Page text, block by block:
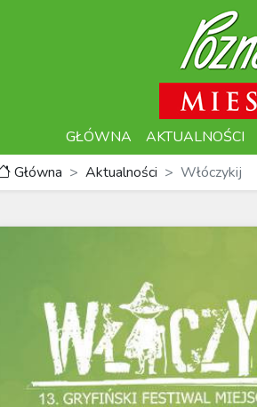
GŁÓWNA AKTUALNOŚCI
Główna
Aktualności Włóczykij